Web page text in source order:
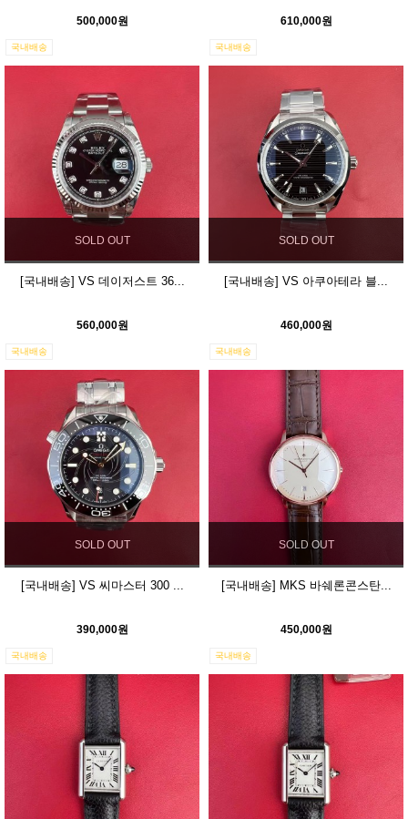
500,000원
국내배송
610,000원
국내배송
SOLD OUT
[국내배송] VS 데이저스트 36...
560,000원
국내배송
SOLD OUT
[국내배송] VS 아쿠아테라 블...
460,000원
국내배송
SOLD OUT
[국내배송] VS 씨마스터 300 ...
390,000원
국내배송
SOLD OUT
[국내배송] MKS 바쉐론콘스탄...
450,000원
국내배송